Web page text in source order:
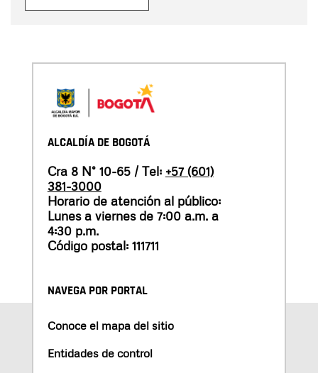
ALCALDÍA DE BOGOTÁ
Cra 8 N° 10-65 / Tel: +57 (601)
381-3000
Horario de atención al público:
Lunes a viernes de 7:00 a.m. a
4:30 p.m.
Código postal: 111711
NAVEGA POR PORTAL
Conoce el mapa del sitio
Entidades de control